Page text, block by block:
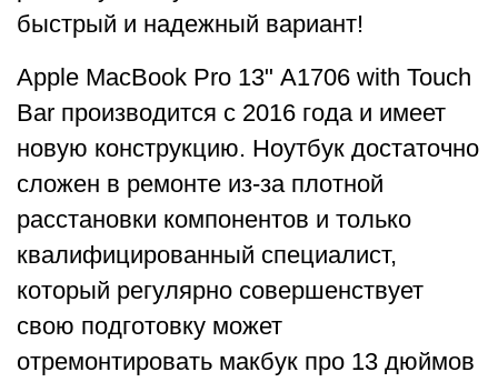
быстрый и надежный вариант!
Apple MacBook Pro 13" A1706 with Touch
Bar производится с 2016 года и имеет
новую конструкцию. Ноутбук достаточно
сложен в ремонте из-за плотной
расстановки компонентов и только
квалифицированный специалист,
который регулярно совершенствует
свою подготовку может
отремонтировать макбук про 13 дюймов